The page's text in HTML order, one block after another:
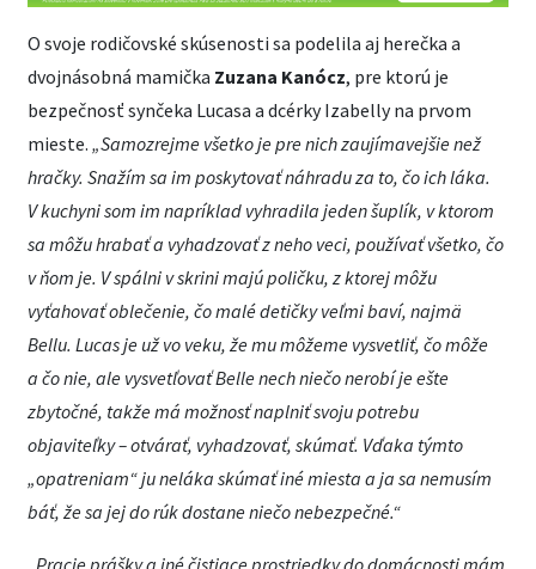
O svoje rodičovské skúsenosti sa podelila aj herečka a
dvojnásobná mamička Zuzana Kanócz, pre ktorú je
bezpečnosť synčeka Lucasa a dcérky Izabelly na prvom
mieste. „Samozrejme všetko je pre nich zaujímavejšie než
hračky. Snažím sa im poskytovať náhradu za to, čo ich láka.
V kuchyni som im napríklad vyhradila jeden šuplík, v ktorom
sa môžu hrabať a vyhadzovať z neho veci, používať všetko, čo
v ňom je. V spálni v skrini majú poličku, z ktorej môžu
vyťahovať oblečenie, čo malé detičky veľmi baví, najmä
Bellu. Lucas je už vo veku, že mu môžeme vysvetliť, čo môže
a čo nie, ale vysvetľovať Belle nech niečo nerobí je ešte
zbytočné, takže má možnosť naplniť svoju potrebu
objaviteľky – otvárať, vyhadzovať, skúmať. Vďaka týmto
„opatreniam“ ju neláka skúmať iné miesta a ja sa nemusím
báť, že sa jej do rúk dostane niečo nebezpečné.“
„Pracie prášky a iné čistiace prostriedky do domácnosti mám